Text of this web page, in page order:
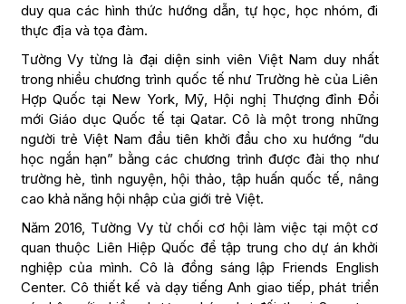
duy qua các hình thức hướng dẫn, tự học, học nhóm, đi
thực địa và tọa đàm.
Tường Vy từng là đại diện sinh viên Việt Nam duy nhất
trong nhiều chương trình quốc tế như Trường hè của Liên
Hợp Quốc tại New York, Mỹ, Hội nghị Thượng đỉnh Đổi
mới Giáo dục Quốc tế tại Qatar. Cô là một trong những
người trẻ Việt Nam đầu tiên khởi đầu cho xu hướng “du
học ngắn hạn” bằng các chương trình được đài thọ như
trường hè, tình nguyện, hội thảo, tập huấn quốc tế, nâng
cao khả năng hội nhập của giới trẻ Việt.
Năm 2016, Tường Vy từ chối cơ hội làm việc tại một cơ
quan thuộc Liên Hiệp Quốc để tập trung cho dự án khởi
nghiệp của mình. Cô là đồng sáng lập Friends English
Center. Cô thiết kế và dạy tiếng Anh giao tiếp, phát triển